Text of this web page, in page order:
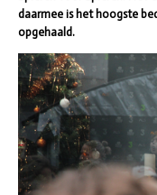
daarmee is het hoogste
opgehaald.